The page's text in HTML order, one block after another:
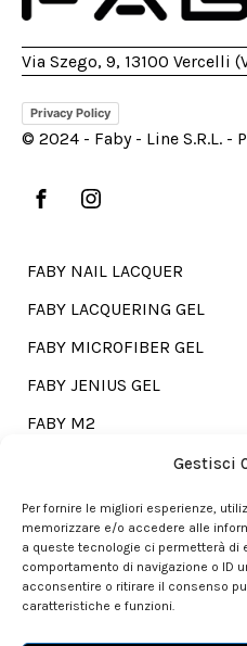
Gestisci
Per fornire le migliori esperienze,
memorizzare e/o accedere alle
a queste tecnologie ci permetterà di
comportamento di navigazione o ID
acconsentire o ritirare il consenso
caratteristiche e funzioni.
Via Szego, 9, 13100 Vercelli
Privacy Policy
© 2024 - Faby - Line S.R.L. -
FABY NAIL LACQUER
FABY LACQUERING GEL
FABY MICROFIBER GEL
FABY JENIUS GEL
FABY M2
Go